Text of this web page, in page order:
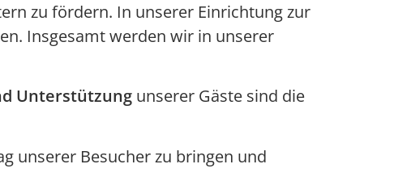
zu fördern. In unserer Einrichtung zur
Insgesamt werden wir in unserer
Unterstützung unserer Gäste sind die
unserer Besucher zu bringen und